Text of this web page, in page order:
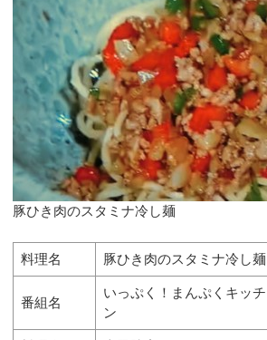
豚ひき肉のスタミナ冷し麺
料理名 豚ひき肉のスタミナ冷し麺
番組名
いっぷく！まんぷくキッチ
ン